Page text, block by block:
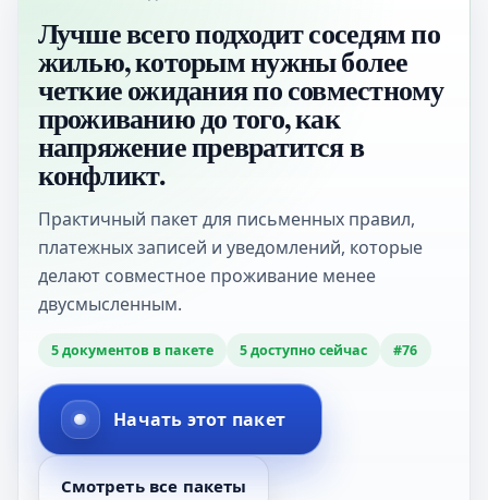
Лучше всего подходит соседям по
жилью, которым нужны более
четкие ожидания по совместному
проживанию до того, как
напряжение превратится в
конфликт.
Практичный пакет для письменных правил,
платежных записей и уведомлений, которые
делают совместное проживание менее
двусмысленным.
5документов в пакете 5доступно сейчас #76
Начать этот пакет
Смотреть все пакеты